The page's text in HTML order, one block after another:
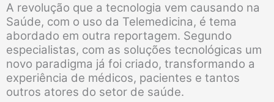
A revolução que a tecnologia vem causando na
Saúde, com o uso da Telemedicina, é tema
abordado em outra reportagem. Segundo
especialistas, com as soluções tecnológicas um
novo paradigma já foi criado, transformando a
experiência de médicos, pacientes e tantos
outros atores do setor de saúde.